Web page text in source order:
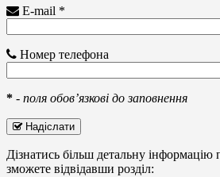
E-mail *
Номер телефона
* - поля обов’язкові до заповнення
Надіслати
Дізнатись більш детальну
зможете відвідавши розділ: